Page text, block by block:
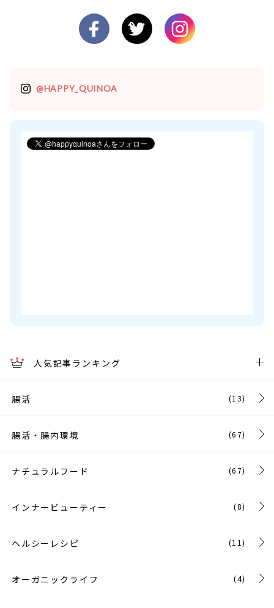
@HAPPY_QUINOA
人気記事ランキング
腸活 (13)
腸活・腸内環境 (67)
ナチュラルフード (67)
インナービューティー (8)
ヘルシーレシピ (11)
オーガニックライフ (4)